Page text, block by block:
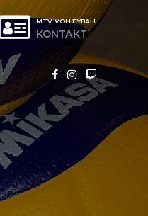
MTV VOLLEYBALL
KONTAKT